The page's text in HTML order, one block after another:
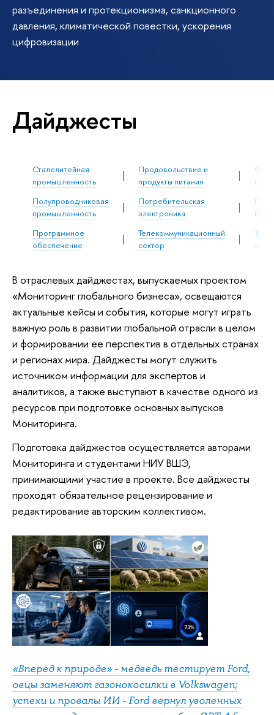
разъединения и протекционизма, санкционного
давления, климатической повестки, ускорения
цифровизации
Дайджесты
Сталелитейная
промышленность
Продовольствие и
продукты питания
Полупроводниковая
промышленность
Потребительская
электроника
ИТ-
Программное
обеспечение
Телекоммуникационный
сектор
В отраслевых дайджестах, выпускаемых проектом
«Мониторинг глобального бизнеса», освещаются
актуальные кейсы и события, которые могут играть
важную роль в развитии глобальной отрасли в целом
и формировании ее перспектив в отдельных странах
и регионах мира. Дайджесты могут служить
источником информации для экспертов и
аналитиков, а также выступают в качестве одного из
ресурсов при подготовке основных выпусков
Мониторинга.
Подготовка дайджестов осуществляется авторами
Мониторинга и студентами НИУ ВШЭ,
принимающими участие в проекте. Все дайджесты
проходят обязательное рецензирование и
редактирование авторским коллективом.
«Вперёд к природе» - медведь тестирует Ford,
овцы заменяют газонокосилки в Volkswagen;
успехи и провалы ИИ - Ford вернул уволенных